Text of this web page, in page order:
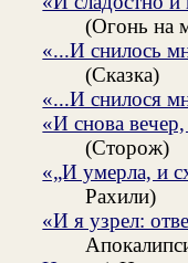
(Огонь на
«...И снилось
(Сказка)
«...И снилося
«И снова
(Сторож)
«„И умерла, и
Рахили)
«И я узрел: